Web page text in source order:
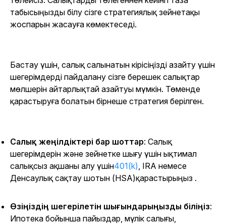
табысыңызды білу сізге стратегиялық зейнетақы
жоспарын жасауға көмектеседі.
Бастау үшін, салық салынатын кірісіңізді азайту үшін
шегерімдерді пайдалану сізге берешек салықтар
мөлшерін айтарлықтай азайтуы мүмкін. Төменде
қарастыруға болатын бірнеше стратегия берілген.
Салық жеңілдіктері бар шоттар: Салық
шегерімдерін және зейнетке шығу үшін ықтимал
салықсыз ақшаны алу үшін401(k), IRA немесе
Денсаулық сақтау шотын (HSA)қарастырыңыз .
Өзіңіздің шегерілетін шығындарыңызды біліңіз:
Ипотека бойынша пайыздар, мүлік салығы,